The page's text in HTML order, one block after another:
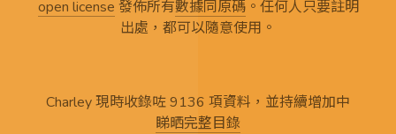
open license 發佈所有數據同原碼。任何人只要註明
出處，都可以隨意使用。
Charley 現時收錄咗 9136 項資料，並持續增加中
睇晒完整目錄